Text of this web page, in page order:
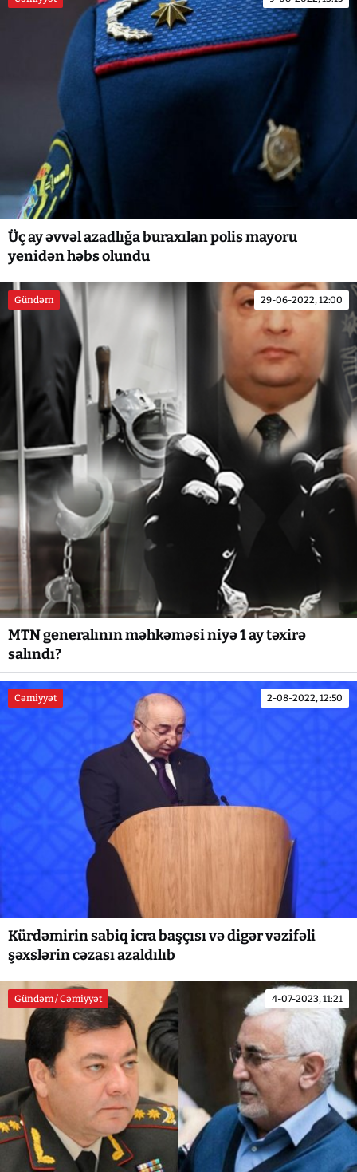
Üç ay əvvəl azadlığa buraxılan polis mayoru
yenidən həbs olundu
Gündəm 29-06-2022, 12:00
MTN generalının məhkəməsi niyə 1 ay təxirə
salındı?
Cəmiyyət 2-08-2022, 12:50
Kürdəmirin sabiq icra başçısı və digər vəzifəli
şəxslərin cəzası azaldılıb
Gündəm / Cəmiyyət 4-07-2023, 11:21